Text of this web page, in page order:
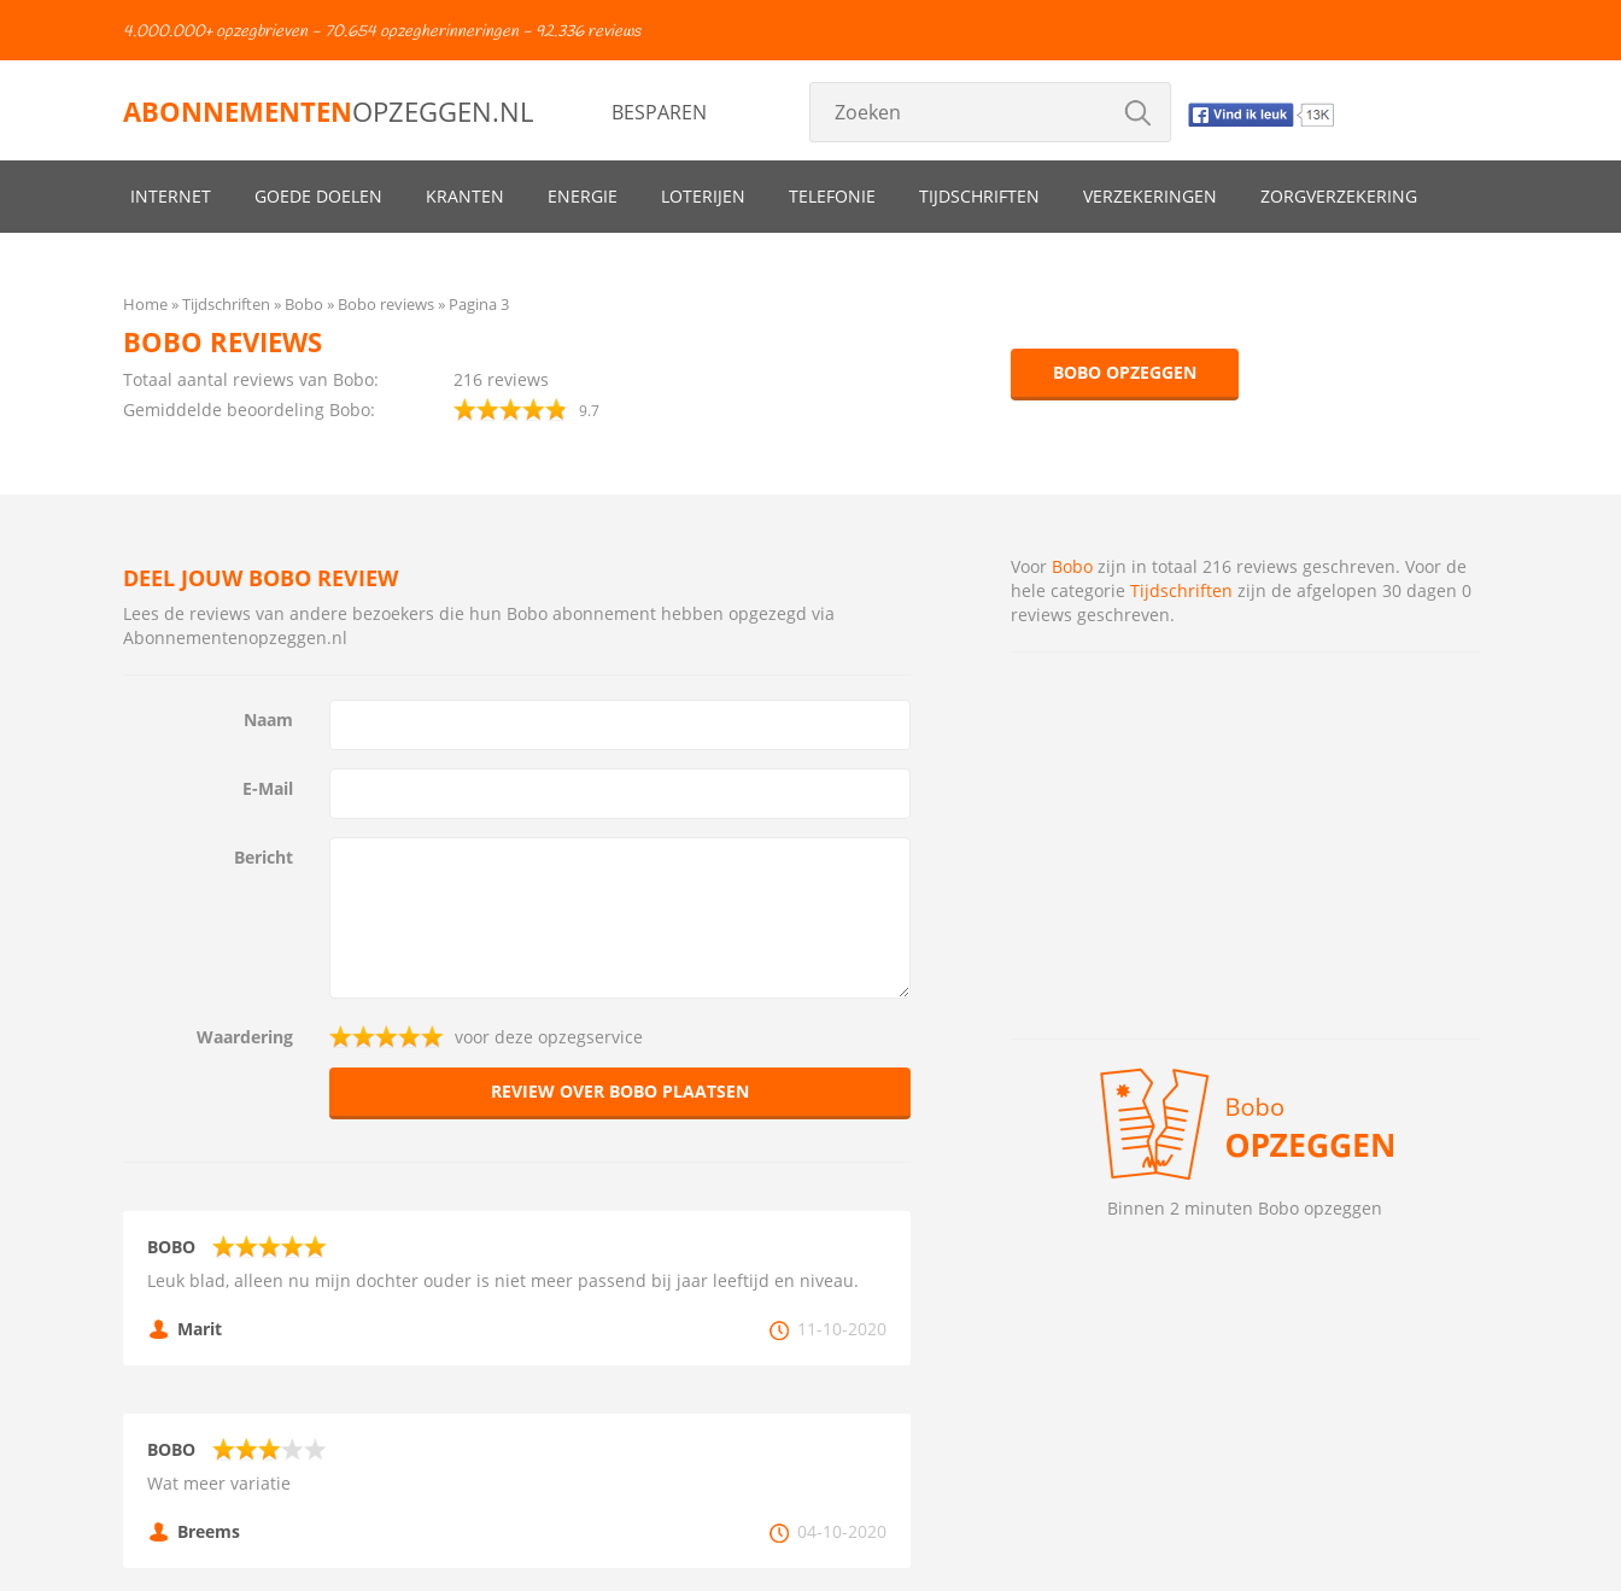
4.000.000+ opzegbrieven - 70.654 opzegherinneringen - 92.336 reviews
ABONNEMENTENOPZEGGEN.NL BESPAREN
INTERNET GOEDE DOELEN KRANTEN ENERGIE LOTERIJEN TELEFONIE TIJDSCHRIFTEN VERZEKERINGEN ZORGVERZEKERING
Home Tijdschriften Bobo Bobo reviews Pagina 3
BOBO REVIEWS
Totaal aantal reviews van Bobo: 216 reviews
Gemiddelde beoordeling Bobo:
9.7
BOBO OPZEGGEN
DEEL JOUW BOBO REVIEW
Lees de reviews van andere bezoekers die hun Bobo abonnement hebben opgezegd via
Abonnementenopzeggen.nl
Naam
E-Mail
Bericht
Waardering voor deze opzegservice
REVIEW OVER BOBO PLAATSEN
BOBO
Leuk blad, alleen nu mijn dochter ouder is niet meer passend bij jaar leeftijd en niveau.
Marit 11-10-2020
BOBO
Wat meer variatie
Breems 04-10-2020
Voor Bobozijn in totaal 216 reviews geschreven. Voor de
hele categorie Tijdschriften zijn de afgelopen 30 dagen 0
reviews geschreven.
Binnen 2 minuten Bobo opzeggen